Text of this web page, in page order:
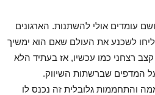
עומדים אולי להשתנות. הארגונים
לשכנע את העולם שאם הוא ימשיך
רצחני כמו עכשיו, אז בעתיד הלא
המדפים שברשתות השיווק.
והתחממות גלובלית זה נכנס לו